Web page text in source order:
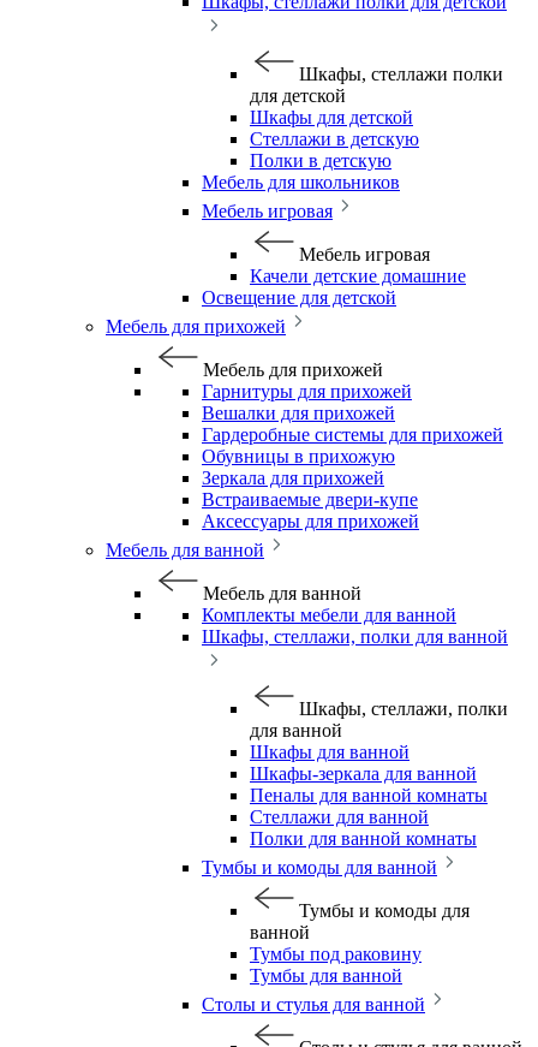
Шкафы, стеллажи полки
для детской
Шкафы для детской
Стеллажи в детскую
Полки в детскую
Мебель для школьников
Мебель игровая
Мебель игровая
Качели детские домашние
Освещение для детской
Мебель для прихожей
Мебель для прихожей
Гарнитуры для прихожей
Вешалки для прихожей
Гардеробные системы для прихожей
Обувницы в прихожую
Зеркала для прихожей
Встраиваемые двери-купе
Аксессуары для прихожей
Мебель для ванной
Мебель для ванной
Комплекты мебели для ванной
Шкафы, стеллажи, полки для ванной
Шкафы, стеллажи, полки
для ванной
Шкафы для ванной
Шкафы-зеркала для ванной
Пеналы для ванной комнаты
Стеллажи для ванной
Полки для ванной комнаты
Тумбы и комоды для ванной
Тумбы и комоды для
ванной
Тумбы под раковину
Тумбы для ванной
Столы и стулья для ванной